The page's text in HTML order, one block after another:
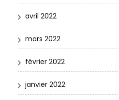
avril 2022
mars 2022
février 2022
janvier 2022